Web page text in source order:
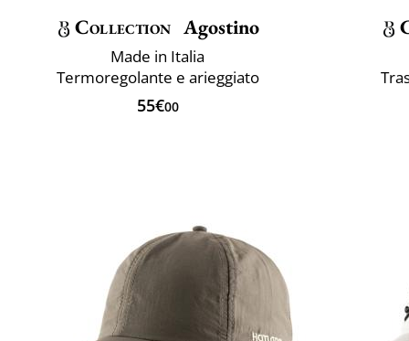
Collection Agostino
Made in Italia
Termoregolante e arieggiato
55€00